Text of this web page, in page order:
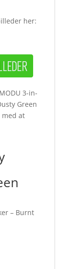
her:
3-in-
Green
med at
– Burnt